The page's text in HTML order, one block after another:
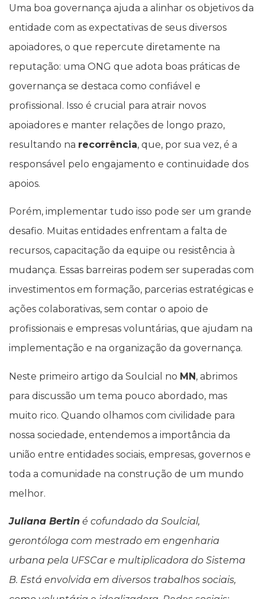
Uma boa governança ajuda a alinhar os objetivos da
entidade com as expectativas de seus diversos
apoiadores, o que repercute diretamente na
reputação: uma ONG que adota boas práticas de
governança se destaca como confiável e
profissional. Isso é crucial para atrair novos
apoiadores e manter relações de longo prazo,
resultando na recorrência, que, por sua vez, é a
responsável pelo engajamento e continuidade dos
apoios.
Porém, implementar tudo isso pode ser um grande
desafio. Muitas entidades enfrentam a falta de
recursos, capacitação da equipe ou resistência à
mudança. Essas barreiras podem ser superadas com
investimentos em formação, parcerias estratégicas e
ações colaborativas, sem contar o apoio de
profissionais e empresas voluntárias, que ajudam na
implementação e na organização da governança.
Neste primeiro artigo da Soulcial no MN, abrimos
para discussão um tema pouco abordado, mas
muito rico. Quando olhamos com civilidade para
nossa sociedade, entendemos a importância da
união entre entidades sociais, empresas, governos e
toda a comunidade na construção de um mundo
melhor.
Juliana Bertin é cofundado da Soulcial,
gerontóloga com mestrado em engenharia
urbana pela UFSCar e multiplicadora do Sistema
B. Está envolvida em diversos trabalhos sociais,